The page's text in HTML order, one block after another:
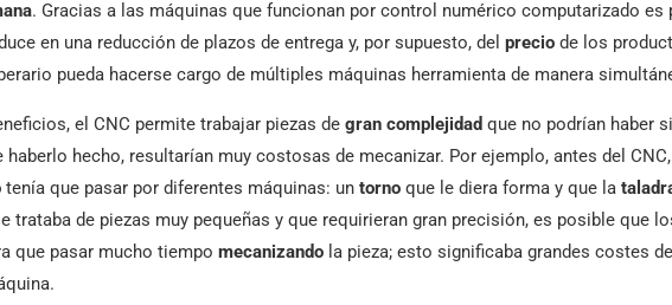
. Gracias a las máquinas que funcionan por control numérico computarizado es
en una reducción de plazos de entrega y, por supuesto, del precio de los
pueda hacerse cargo de múltiples máquinas herramienta de manera
el CNC permite trabajar piezas de gran complejidad que no podrían haber
hecho, resultarían muy costosas de mecanizar. Por ejemplo, antes del
tenía que pasar por diferentes máquinas: un torno que le diera forma y que la
trataba de piezas muy pequeñas y que requirieran gran precisión, es posible que
que pasar mucho tiempo mecanizando la pieza; esto significaba grandes costes